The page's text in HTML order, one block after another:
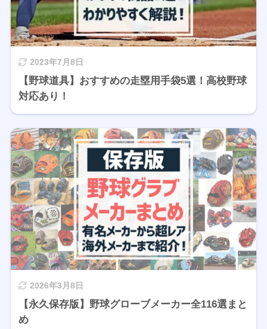
2023年7月8日
【野球道具】おすすめの走塁用手袋5選！高校野球
対応あり！
2026年3月8日
【永久保存版】野球グローブメーカー全116選まと
め